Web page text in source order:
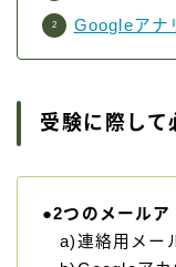
Googleアナ
受験に際して
●2つのメールア
a)連絡用メー